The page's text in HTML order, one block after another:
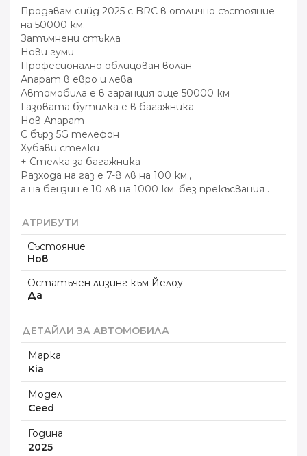
Продавам сийд 2025 с BRC в отлично състояние
на 50000 км.
Затъмнени стъкла
Нови гуми
Професионално облицован волан
Апарат в евро и лева
Автомобила е в гаранция още 50000 км
Газовата бутилка е в багажника
Нов Апарат
С бърз 5G телефон
Хубави стелки
+ Стелка за багажника
Разхода на газ е 7-8 лв на 100 км.,
а на бензин е 10 лв на 1000 км. без прекъсвания .
АТРИБУТИ
Състояние
Нов
Остатъчен лизинг към Йелоу
Да
ДЕТАЙЛИ ЗА АВТОМОБИЛА
Марка
Kia
Модел
Ceed
Година
2025